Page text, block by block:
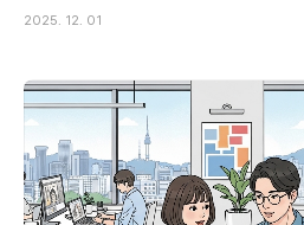
2025. 12. 01